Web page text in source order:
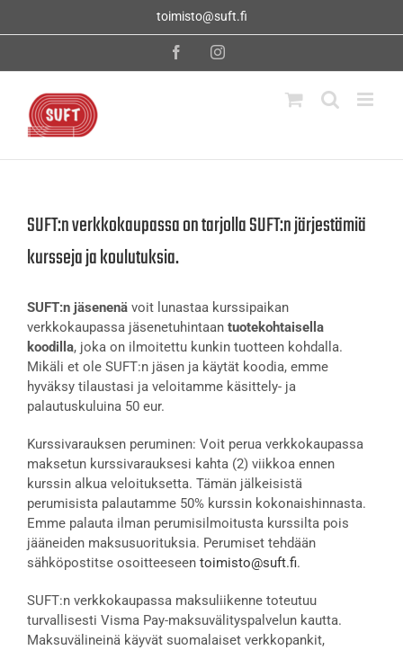
toimisto@suft.fi
FacebookInstagram
SUFT:n verkkokaupassa on tarjolla SUFT:n järjestämiä
kursseja ja koulutuksia.
SUFT:n jäsenenä voit lunastaa kurssipaikan
verkkokaupassa jäsenetuhintaan tuotekohtaisella
koodilla, joka on ilmoitettu kunkin tuotteen kohdalla.
Mikäli et ole SUFT:n jäsen ja käytät koodia, emme
hyväksy tilaustasi ja veloitamme käsittely- ja
palautuskuluina 50 eur.
Kurssivarauksen peruminen: Voit perua verkkokaupassa
maksetun kurssivarauksesi kahta (2) viikkoa ennen
kurssin alkua veloituksetta. Tämän jälkeisistä
perumisista palautamme 50% kurssin kokonaishinnasta.
Emme palauta ilman perumisilmoitusta kurssilta pois
jääneiden maksusuorituksia. Perumiset tehdään
sähköpostitse osoitteeseen toimisto@suft.fi.
SUFT:n verkkokaupassa maksuliikenne toteutuu
turvallisesti Visma Pay-maksuvälityspalvelun kautta.
Maksuvälineinä käyvät suomalaiset verkkopankit,